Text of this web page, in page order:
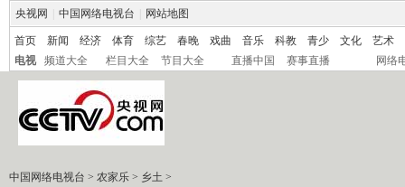
央视网 中国网络电视台 网站地图
首页 新闻 经济 体育 综艺 春晚 戏曲 音乐 科教 青少 文化
艺术
电视
频道大全 栏目大全 节目大全 直播中国 赛事直播 网络
中国网络电视台 > 农家乐 > 乡土 >